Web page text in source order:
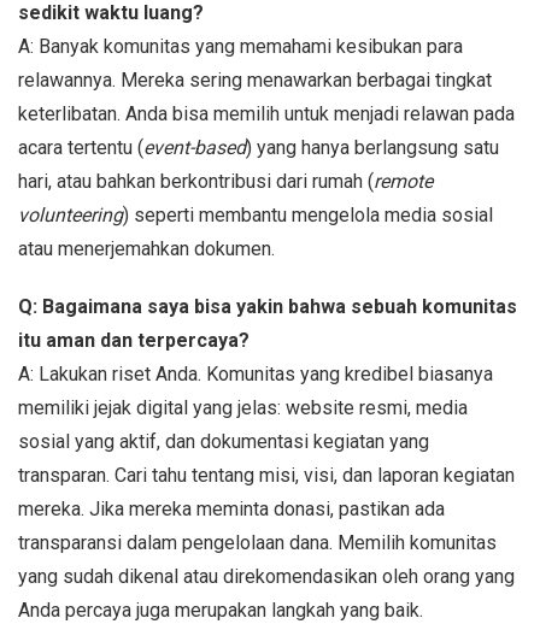
sedikit waktu luang?
A: Banyak komunitas yang memahami kesibukan para
relawannya. Mereka sering menawarkan berbagai tingkat
keterlibatan. Anda bisa memilih untuk menjadi relawan pada
acara tertentu (event-based) yang hanya berlangsung satu
hari, atau bahkan berkontribusi dari rumah (remote
volunteering) seperti membantu mengelola media sosial
atau menerjemahkan dokumen.
Q: Bagaimana saya bisa yakin bahwa sebuah komunitas
itu aman dan terpercaya?
A: Lakukan riset Anda. Komunitas yang kredibel biasanya
memiliki jejak digital yang jelas: website resmi, media
sosial yang aktif, dan dokumentasi kegiatan yang
transparan. Cari tahu tentang misi, visi, dan laporan kegiatan
mereka. Jika mereka meminta donasi, pastikan ada
transparansi dalam pengelolaan dana. Memilih komunitas
yang sudah dikenal atau direkomendasikan oleh orang yang
Anda percaya juga merupakan langkah yang baik.